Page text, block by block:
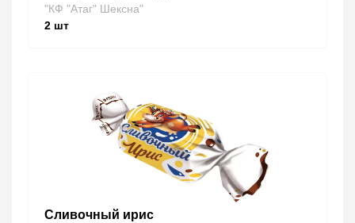
"КФ "Атаг" Шексна"
2 шт
Сливочный ирис